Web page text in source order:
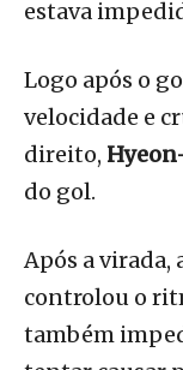
estava
Logo após o
velocidade e
direito,
do gol.
Após a virada,
controlou o
também